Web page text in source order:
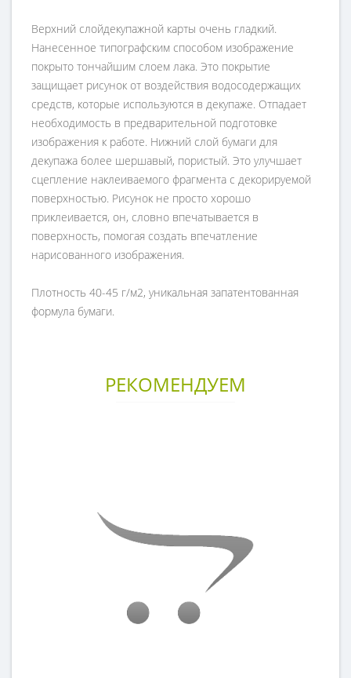
Верхний слойдекупажной карты очень гладкий.
Нанесенное типографским способом изображение
покрыто тончайшим слоем лака. Это покрытие
защищает рисунок от воздействия водосодержащих
средств, которые используются в декупаже. Отпадает
необходимость в предварительной подготовке
изображения к работе. Нижний слой бумаги для
декупажа более шершавый, пористый. Это улучшает
сцепление наклеиваемого фрагмента с декорируемой
поверхностью. Рисунок не просто хорошо
приклеивается, он, словно впечатывается в
поверхность, помогая создать впечатление
нарисованного изображения.
Плотность 40-45 г/м2, уникальная запатентованная
формула бумаги.
РЕКОМЕНДУЕМ